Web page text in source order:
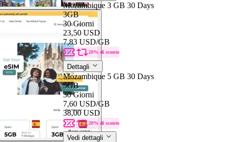
Mozambique 3 GB 30 Days
3GB
30 Giorni
23,50 USD
7,83 USD/GB
20% di sconto
Dettagli
Mozambique 5 GB 30 Days
5GB
30 Giorni
7,60 USD/GB
38,00 USD
20% di sconto
Vedi dettagli